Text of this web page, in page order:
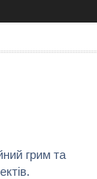
грим та